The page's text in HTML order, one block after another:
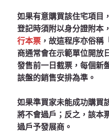
如果有意購買該住宅項目
登記時須附以身分證附本
行本票 ，故這程序亦俗稱
商通常會在示範單位開放
發售前一日截票，每個新
該盤的銷售安排為準。
如果準買家未能成功購買
將不會過戶；反之，該本
過戶予發展商。